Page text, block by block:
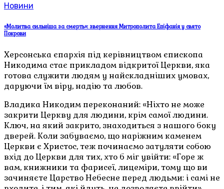
Новини
«Молитва сильніша за смерть»: звернення Митрополита Епіфанія у свято
Покрови
Херсонська єпархія під керівництвом єпископа
Никодима стає прикладом відкритої Церкви, яка
готова служити людям у найскладніших умовах,
даруючи їм віру, надію та любов.
Владика Никодим переконаний: «Ніхто не може
закрити Церкву для людини, крім самої людини.
Ключ, на який закрито, знаходиться з нашого боку
дверей. Коли забуваємо, що наріжним каменем
Церкви є Христос, теж починаємо затуляти собою
вхід до Церкви для тих, хто б міг увійти: «Горе ж
вам, книжники та фарисеї, лицеміри, тому що ви
зачиняєте Царство Небесне перед людьми: і самі не